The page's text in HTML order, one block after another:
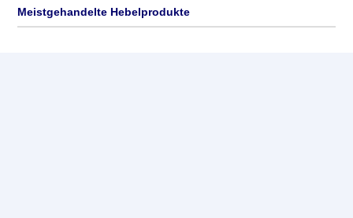
Meistgehandelte Hebelprodukte